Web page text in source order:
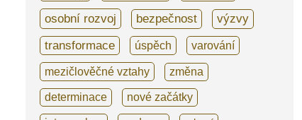
osobní rozvoj
bezpečnost výzvy
transformace úspěch varování
mezičlověčné vztahy změna
determinace nové začátky